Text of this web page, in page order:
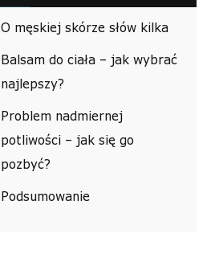
O męskiej skórze słów kilka
Balsam do ciała – jak wybrać
najlepszy?
Problem nadmiernej
potliwości – jak się go
pozbyć?
Podsumowanie